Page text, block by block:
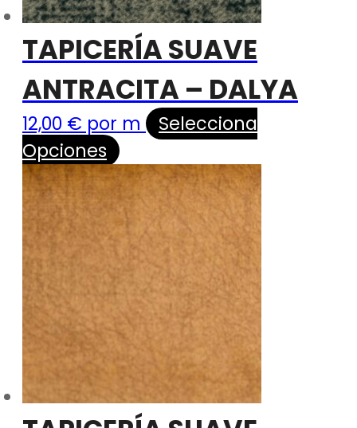
TAPICERÍA SUAVE
ANTRACITA – DALYA
12,00 € por m
Selecciona
Opciones